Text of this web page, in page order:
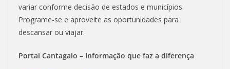
variar conforme decisão de estados e municípios.
Programe-se e aproveite as oportunidades para
descansar ou viajar.
Portal Cantagalo – Informação que faz a diferença